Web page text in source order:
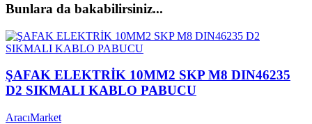
Bunlara da bakabilirsiniz...
ŞAFAK ELEKTRİK 10MM2 SKP M8 DIN46235
D2 SIKMALI KABLO PABUCU
AracıMarket